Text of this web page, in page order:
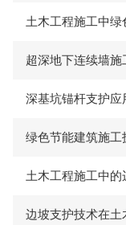
土木工程施工中
超深地下连续墙施
深基坑锚杆支护应
绿色节能建筑施工
土木工程施工中
边坡支护技术在